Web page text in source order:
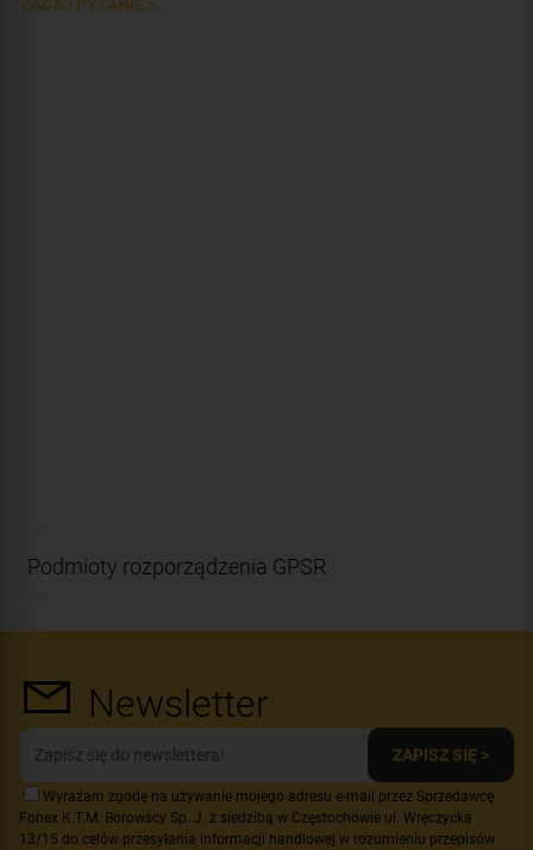
ZADAJ PYTANIE >
Podmioty rozporządzenia GPSR
Newsletter
ZAPISZ SIĘ >
Wyrażam zgodę na używanie mojego adresu e-mail przez Sprzedawcę
Fonex K.T.M. Borowscy Sp. J. z siedzibą w Częstochowie ul. Wręczycka
13/15 do celów przesyłania informacji handlowej w rozumieniu przepisów